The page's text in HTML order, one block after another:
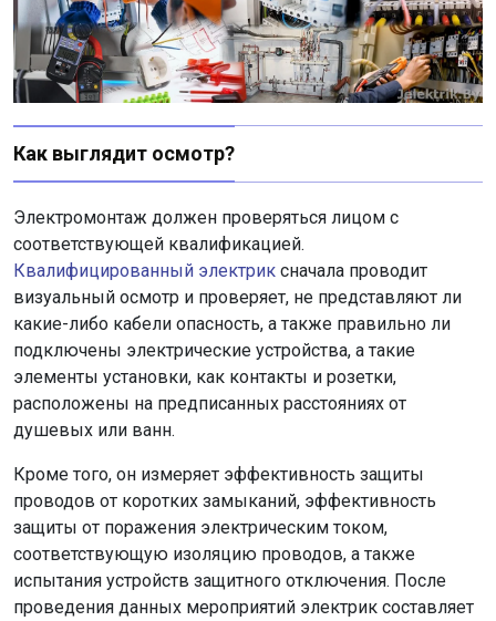
Как выглядит осмотр?
Электромонтаж должен проверяться лицом с
соответствующей квалификацией.
Квалифицированный электрик сначала проводит
визуальный осмотр и проверяет, не представляют ли
какие-либо кабели опасность, а также правильно ли
подключены электрические устройства, а такие
элементы установки, как контакты и розетки,
расположены на предписанных расстояниях от
душевых или ванн.
Кроме того, он измеряет эффективность защиты
проводов от коротких замыканий, эффективность
защиты от поражения электрическим током,
соответствующую изоляцию проводов, а также
испытания устройств защитного отключения. После
проведения данных мероприятий электрик составляет